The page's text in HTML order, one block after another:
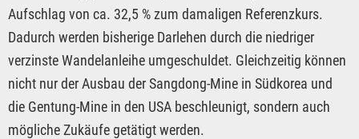
Aufschlag von ca. 32,5 % zum damaligen Referenzkurs.
Dadurch werden bisherige Darlehen durch die niedriger
verzinste Wandelanleihe umgeschuldet. Gleichzeitig können
nicht nur der Ausbau der Sangdong-Mine in Südkorea und
die Gentung-Mine in den USA beschleunigt, sondern auch
mögliche Zukäufe getätigt werden.